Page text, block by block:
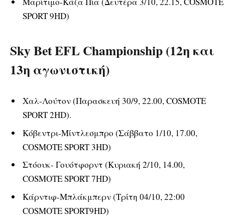
SPORT 9HD)
Sky Bet EFL Championship (12η και
13η αγωνιστική)
Χαλ-Λούτον (Παρασκευή 30/9, 22.00, COSMOTE
SPORT 2HD).
Κόβεντρι-Μίντλεσμπρο (Σάββατο 1/10, 17.00,
COSMOTE SPORT 3HD)
Στόουκ- Γουότφορντ (Κυριακή 2/10, 14.00,
COSMOTE SPORT 7HD)
Κάρντιφ-Μπλάκμπερν (Τρίτη 04/10, 22:00
COSMOTE SPORT9HD)